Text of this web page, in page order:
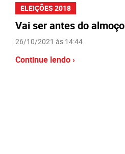
ELEIÇÕES 2018
Vai ser antes do almoço
26/10/2021 às 14:44
Continue lendo ›